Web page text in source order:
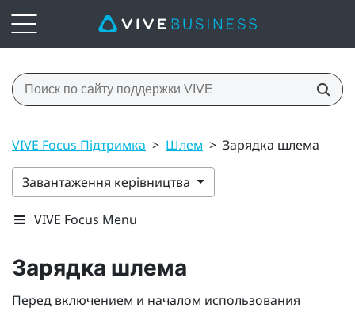
VIVE Focus Підтримка > Шлем > Зарядка шлема
Завантаження керівництва
VIVE Focus Menu
Зарядка шлема
Перед включением и началом использования